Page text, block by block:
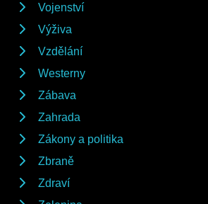
Vojenství
Výživa
Vzdělání
Westerny
Zábava
Zahrada
Zákony a politika
Zbraně
Zdraví